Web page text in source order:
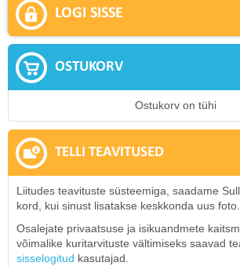
LOGI SISSE
OSTUKORV
Ostukorv on tühi
TELLI TEAVITUSED
Liitudes teavituste süsteemiga, saadame
kord, kui sinust lisatakse keskkonda uus foto.
Osalejate privaatsuse ja isikuandmete
võimalike kuritarvituste vältimiseks saavad
sisselogitud kasutajad.